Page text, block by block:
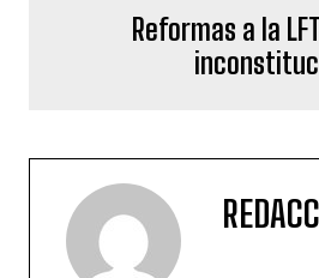
Reformas a la